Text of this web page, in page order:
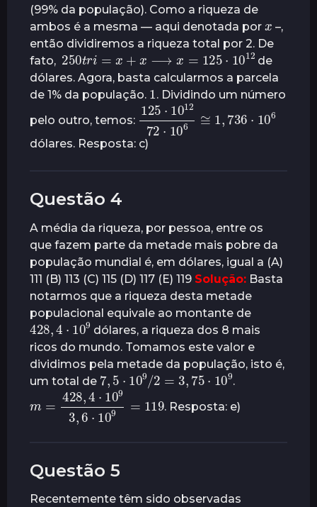
(99% da população). Como a riqueza de
ambos é a mesma — aqui denotada por
–,
então dividiremos a riqueza total por 2. De
fato,
250tr i=x+x⟶x=125⋅1012
de
dólares. Agora, basta calcularmos a parcela
de 1% da população.
1
. Dividindo um número
pelo outro, temos:
125⋅ 1012 106≅
736 6
dólares. Resposta: c)
Questão 4
A média da riqueza, por pessoa, entre os
que fazem parte da metade mais pobre da
população mundial é, em dólares, igual a (A)
111 (B) 113 (C) 115 (D) 117 (E) 119 Solução: Basta
notarmos que a riqueza desta metade
populacional equivale ao montante de
428,4⋅10
9
dólares, a riqueza dos 8 mais
ricos do mundo. Tomamos este valor e
dividimos pela metade da população, isto é,
um total de
7,5 ⋅109/2 =3,75⋅109
.
428,4⋅ 1093 10
9= 119
. Resposta: e)
Questão 5
Recentemente têm sido observadas